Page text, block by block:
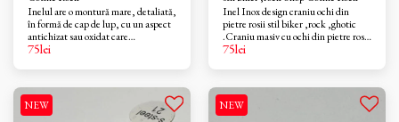
Inelul are o montură mare, detaliată,
în formă de cap de lup, cu un aspect
antichizat sau oxidat care
accentuează trăsăturile. Flancurile
sculpturi sau modele
tribale/gotice.Este o bijuterie
statement, potrivită pentru stilul
rock, biker, gotic sau ca un simbol
75lei
Inel Inox design craniu ochi din
pietre rosii stil biker ,rock ,ghotic
.Craniu masiv cu ochi din pietre rosii
.75lei
NEW NEW